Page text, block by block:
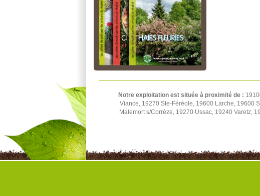
Notre exploitation est située à proximité de :
Viance, 19270 Ste-Féréole, 19600 Larche, 19600
Malemort s/Corrèze, 19270 Ussac, 19240 Varetz,